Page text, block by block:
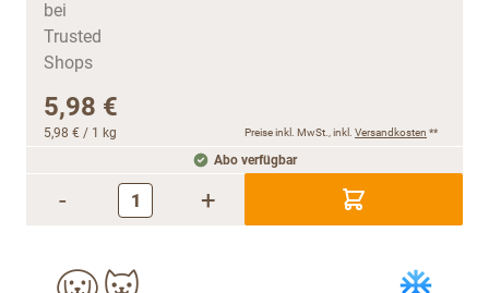
5,98 €
5,98 € / 1 kg Preise inkl. MwSt., inkl. Versandkosten **
Abo verfügbar
- +